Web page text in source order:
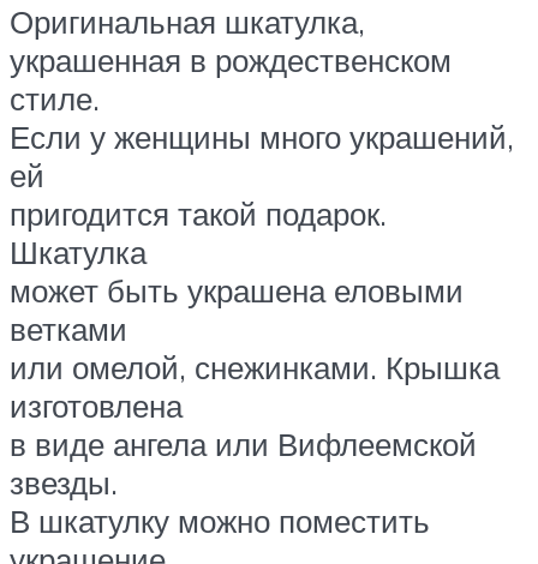
Оригинальная шкатулка,
украшенная в рождественском
стиле.
Если у женщины много украшений,
ей
пригодится такой подарок.
Шкатулка
может быть украшена еловыми
ветками
или омелой, снежинками. Крышка
изготовлена
в виде ангела или Вифлеемской
звезды.
В шкатулку можно поместить